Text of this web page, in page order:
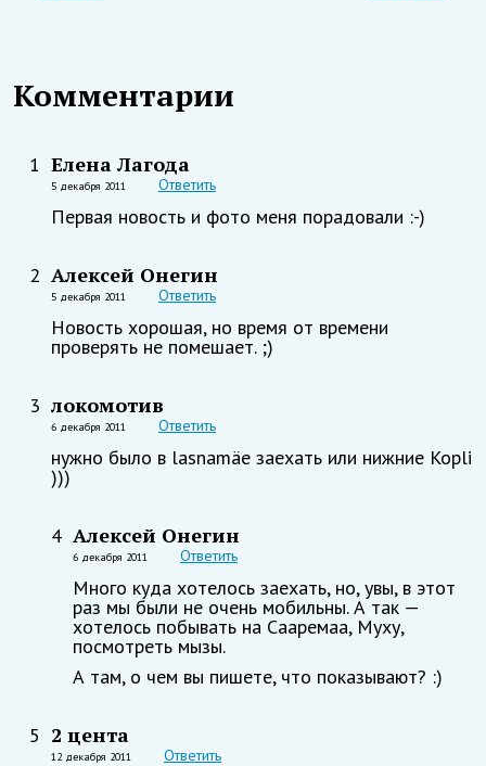
Комментарии
1 Елена Лагода
5 декабря 2011 Ответить
Первая новость и фото меня порадовали :-)
2 Алексей Онегин
5 декабря 2011 Ответить
Новость хорошая, но время от времени
проверять не помешает. ;)
3 локомотив
6 декабря 2011 Ответить
нужно было в lasnamäe заехать или нижние Kopli
)))
4 Алексей Онегин
6 декабря 2011 Ответить
Много куда хотелось заехать, но, увы, в этот
раз мы были не очень мобильны. А так —
хотелось побывать на Сааремаа, Муху,
посмотреть мызы.
А там, о чем вы пишете, что показывают? :)
5 2 цента
12 декабря 2011 Ответить